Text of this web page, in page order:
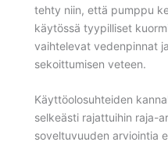
tehty niin, että pumppu
käytössä tyypilliset
vaihtelevat vedenpinnat
sekoittumisen veteen.
Käyttöolosuhteiden
selkeästi rajattuihin raja-
soveltuvuuden arviointia